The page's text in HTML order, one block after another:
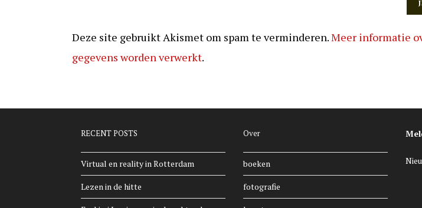
Deze site gebruikt Akismet om spam te verminderen.Meer informatie
gegevens worden verwerkt.
RECENT POSTS
Virtual en reality in Rotterdam
Lezen in de hitte
Over
boeken
fotografie